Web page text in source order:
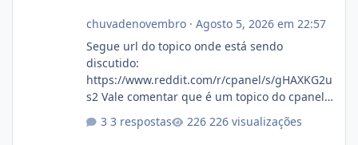
chuvadenovembro· Agosto 5, 2026 em 22:57
Segue url do topico onde está sendo
discutido:
https://www.reddit.com/r/cpanel/s/gHAXKG2u
s2 Vale comentar que é um topico do cpanel...
3 respostas 226 visualizações